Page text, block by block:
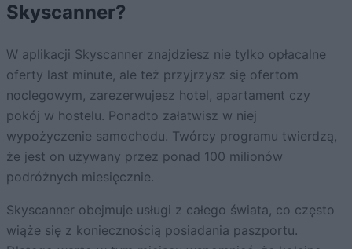
Skyscanner?
W aplikacji Skyscanner znajdziesz nie tylko opłacalne
oferty last minute, ale też przyjrzysz się ofertom
noclegowym, zarezerwujesz hotel, apartament czy
pokój w hostelu. Ponadto załatwisz w niej
wypożyczenie samochodu. Twórcy programu twierdzą,
że jest on używany przez ponad 100 milionów
podróżnych miesięcznie.
Skyscanner obejmuje usługi z całego świata, co często
wiąże się z koniecznością posiadania paszportu.